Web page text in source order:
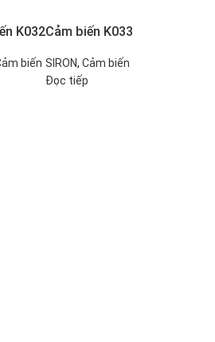
K032
biến
Cảm biến K033
SIRON, Cảm biến
Đọc tiếp